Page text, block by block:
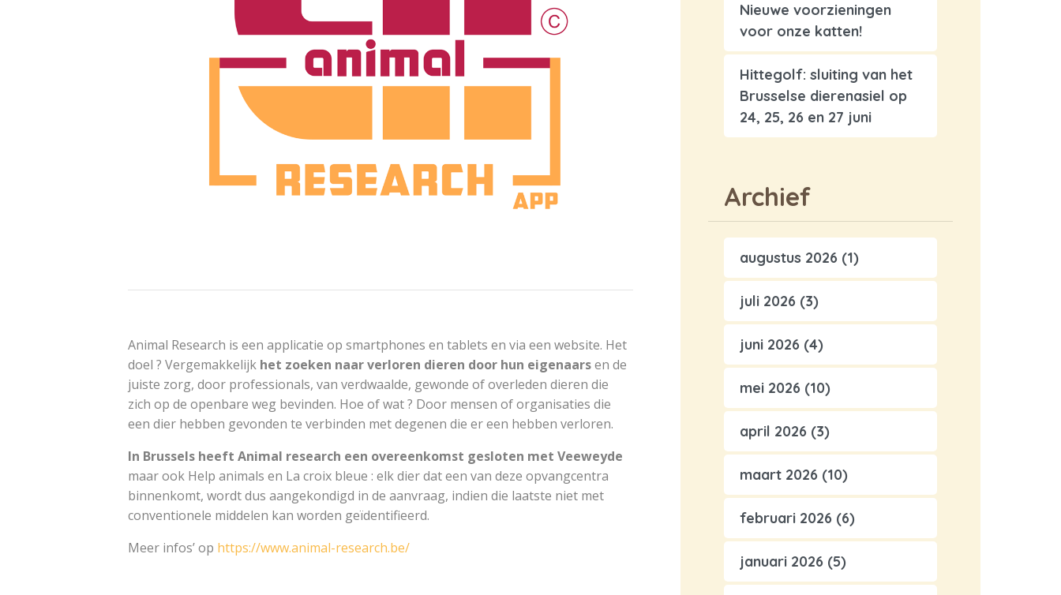
Animal Research is een applicatie op smartphones en tablets en via een website. Het
doel ? Vergemakkelijk het zoeken naar verloren dieren door hun eigenaarsen de
juiste zorg, door professionals, van verdwaalde, gewonde of overleden dieren die
zich op de openbare weg bevinden. Hoe of wat ? Door mensen of organisaties die
een dier hebben gevonden te verbinden met degenen die er een hebben verloren.
In Brussels heeft Animal research een overeenkomst gesloten met Veeweyde
maar ook Help animals en La croix bleue : elk dier dat een van deze opvangcentra
binnenkomt, wordt dus aangekondigd in de aanvraag, indien die laatste niet met
conventionele middelen kan worden geïdentifieerd.
Meer infos’ op https://www.animal-research.be/
Nieuwe voorzieningen
voor onze katten!
Hittegolf: sluiting van het
Brusselse dierenasiel op
24, 25, 26 en 27 juni
Archief
augustus 2026 (1)
juli 2026 (3)
juni 2026 (4)
mei 2026 (10)
april 2026 (3)
maart 2026 (10)
februari 2026 (6)
januari 2026 (5)